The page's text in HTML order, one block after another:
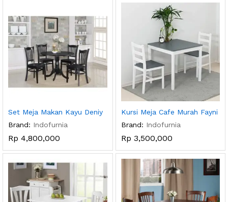
Set Meja Makan Kayu Deniy
Brand: Indofurnia
Rp 4,800,000
Kursi Meja Cafe Murah Fayni
Brand: Indofurnia
Rp 3,500,000